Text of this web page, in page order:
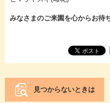
みなさまのご来園を心からお待
見つからないときは